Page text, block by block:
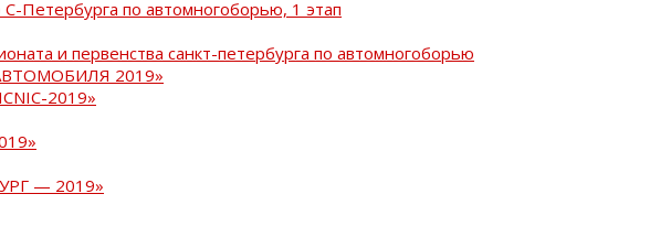
Петербурга по автомногоборью, 1 этап
и первенства санкт-петербурга по автомногоборью
2019»
2019»
— 2019»